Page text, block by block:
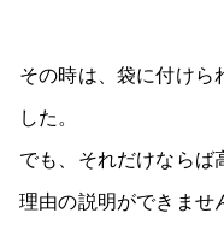
その時は、袋に付けら
した。
でも、それだけならば
理由の説明ができませ